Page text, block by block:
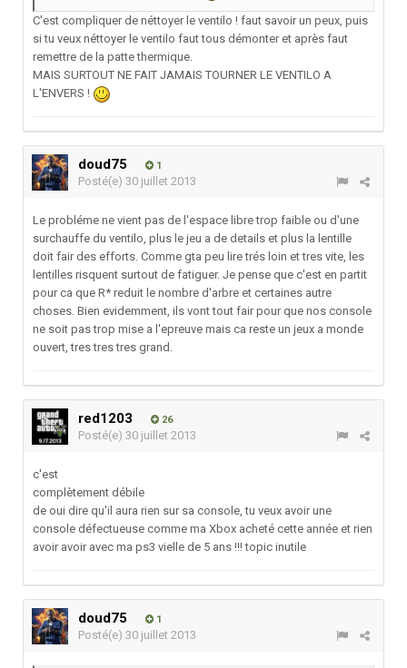
C'est compliquer de néttoyer le ventilo ! faut savoir un peux, puis
si tu veux néttoyer le ventilo faut tous démonter et après faut
remettre de la patte thermique.
MAIS SURTOUT NE FAIT JAMAIS TOURNER LE VENTILO A
L'ENVERS !
doud75 1
Posté(e) 30 juillet 2013
Le probléme ne vient pas de l'espace libre trop faible ou d'une
surchauffe du ventilo, plus le jeu a de details et plus la lentille
doit fair des efforts. Comme gta peu lire trés loin et tres vite, les
lentilles risquent surtout de fatiguer. Je pense que c'est en partit
pour ca que R* reduit le nombre d'arbre et certaines autre
choses. Bien evidemment, ils vont tout fair pour que nos console
ne soit pas trop mise a l'epreuve mais ca reste un jeux a monde
ouvert, tres tres tres grand.
red1203 26
Posté(e) 30 juillet 2013
c'est
complètement débile
de oui dire qu'il aura rien sur sa console, tu veux avoir une
console défectueuse comme ma Xbox acheté cette année et rien
avoir avoir avec ma ps3 vielle de 5 ans !!! topic inutile
doud75 1
Posté(e) 30 juillet 2013